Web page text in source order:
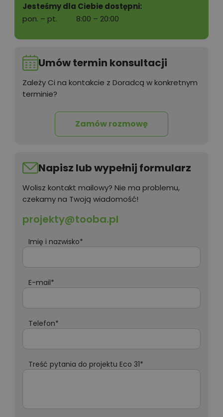
Jesteśmy dla Ciebie dostępni:
pon. – pt.
8:00 – 20:00
Umów termin konsultacji
Zależy Ci na kontakcie z Doradcą w konkretnym
terminie?
Zamów rozmowę
Napisz lub wypełnij formularz
Wolisz kontakt mailowy? Nie ma problemu,
czekamy na Twoją wiadomość!
projekty@tooba.pl
Imię i nazwisko*
E-mail*
Telefon*
Treść pytania do projektu Eco 31*